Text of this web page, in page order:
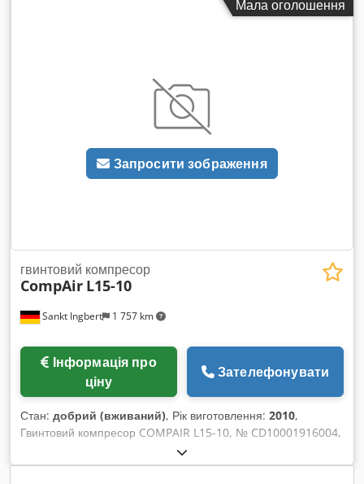
двигуна: 75 кВт Дуже хороший, готовий до використання
Мала оголошення
Запросити зображення
Sankt Ingbert 1 757 km
гвинтовий компресор
CompAir L15-10
ціну
Зателефонувати
Стан: добрий (вживаний), Рік виготовлення: 2010,
Гвинтовий компресор COMPAIR L15-10, № CD10001916004,
тиск 10 бар, потужність 15 кВт, рік випуску 2010. Dkjdpfx
Ajzqcmxsmrsr Ресивер під тиском OKS, № 486069, об’єм